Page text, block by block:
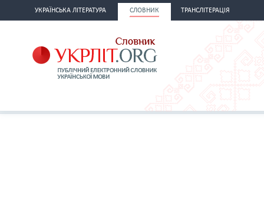
УКРАЇНСЬКА ЛІТЕРАТУРА СЛОВНИК ТРАНСЛІТЕРАЦІЯ